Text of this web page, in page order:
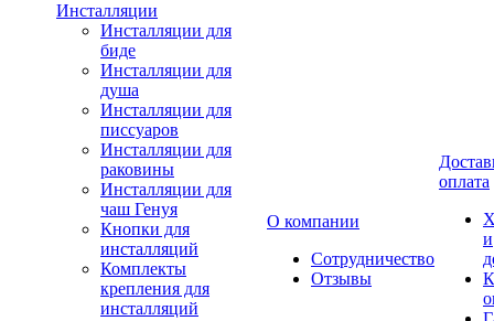
Инсталляции
Инсталляции для
биде
Инсталляции для
душа
Инсталляции для
писсуаров
Инсталляции для
раковины
Инсталляции для
чаш Генуя
Кнопки для
инсталляций
Комплекты
крепления для
инсталляций
О компании
Сотрудничество
Отзывы
оплата
и